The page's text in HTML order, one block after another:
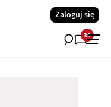
Zaloguj się
35